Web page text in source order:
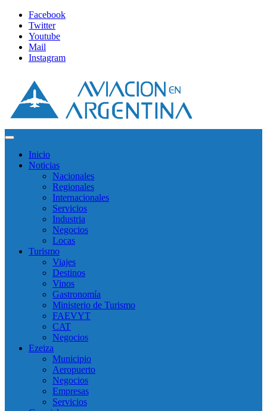
Facebook
Twitter
Youtube
Mail
Instagram
Inicio
Noticias
Nacionales
Regionales
Internacionales
Servicios
Industria
Negocios
Locas
Turismo
Viajes
Destinos
Vinos
Gastronomía
Ministerio de Turismo
FAEVYT
CAT
Negocios
Ezeiza
Municipio
Aeropuerto
Negocios
Empresas
Servicios